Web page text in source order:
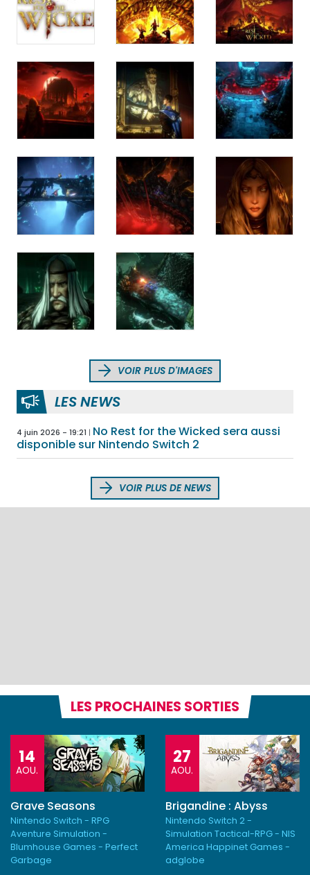
VOIR PLUS D'IMAGES
LES NEWS
4 juin 2026 - 19:21
No Rest for the Wicked sera aussi
disponible sur Nintendo Switch 2
VOIR PLUS DE NEWS
LES PROCHAINES SORTIES
14
AOU.
Grave Seasons
Nintendo Switch - RPG
Aventure Simulation -
Blumhouse Games - Perfect
Garbage
27
AOU.
Brigandine : Abyss
Nintendo Switch 2 -
Simulation Tactical-RPG - NIS
America Happinet Games -
adglobe